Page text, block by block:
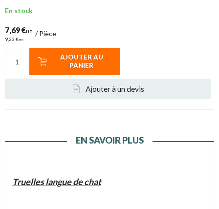
En stock
7,69 €HT
9,23 €TTC
/Pièce
AJOUTER AU
PANIER
Ajouter à un devis
EN SAVOIR PLUS
Truelles langue de chat